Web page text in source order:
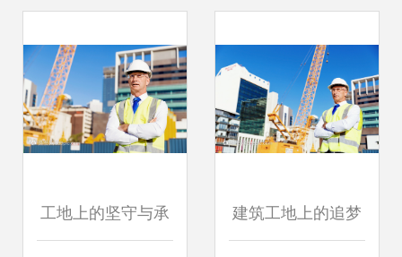
工地上的坚守与承 建筑工地上的追梦